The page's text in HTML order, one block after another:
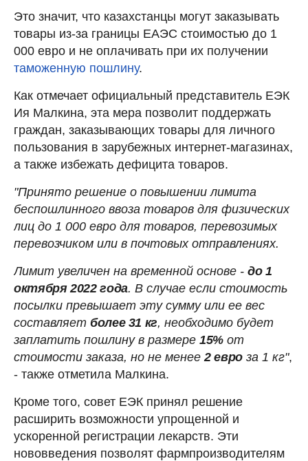
Это значит, что казахстанцы могут заказывать
товары из-за границы ЕАЭС стоимостью до 1
000 евро и не оплачивать при их получении
таможенную пошлину.
Как отмечает официальный представитель ЕЭК
Ия Малкина, эта мера позволит поддержать
граждан, заказывающих товары для личного
пользования в зарубежных интернет-магазинах,
а также избежать дефицита товаров.
"Принято решение о повышении лимита
беспошлинного ввоза товаров для физических
лиц до 1 000 евро для товаров, перевозимых
перевозчиком или в почтовых отправлениях.
Лимит увеличен на временной основе - до 1
октября 2022 года. В случае если стоимость
посылки превышает эту сумму или ее вес
составляет более 31 кг, необходимо будет
заплатить пошлину в размере 15% от
стоимости заказа, но не менее 2 евроза 1 кг",
- также отметила Малкина.
Кроме того, совет ЕЭК принял решение
расширить возможности упрощенной и
ускоренной регистрации лекарств. Эти
нововведения позволят фармпроизводителям